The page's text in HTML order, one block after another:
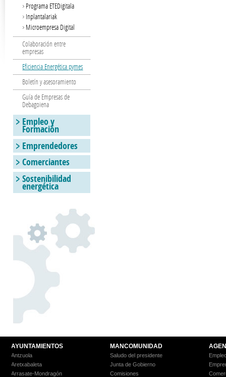
Programa ETEDigitala
Inplantalariak
Microempresa Digital
Colaboración entre
empresas
Eficiencia Energética pymes
Boletín y asesoramiento
Guía de Empresas de
Debagoiena
Empleo y
Formación
Emprendedores
Comerciantes
Sostenibilidad
energética
AYUNTAMIENTOS
Antzuola
Aretxabaleta
Arrasate-Mondragón
MANCOMUNIDAD
Saludo del presidente
Junta de Gobierno
Comisiones